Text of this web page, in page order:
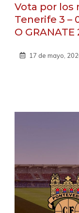
Vota por los
Tenerife 3 –
O GRANATE
17 de mayo,